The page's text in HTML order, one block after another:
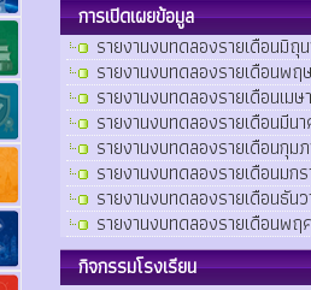
การเปิดเผยข้อมูล
รายงานงบทดลองรายเดือนมิ
รายงานงบทดลองรายเดือน
รายงานงบทดลองรายเดือนเ
รายงานงบทดลองรายเดือนมี
รายงานงบทดลองรายเดือนกุ
รายงานงบทดลองรายเดือนม
รายงานงบทดลองรายเดือนธั
รายงานงบทดลองรายเดือน
กิจกรรมโรงเรียน